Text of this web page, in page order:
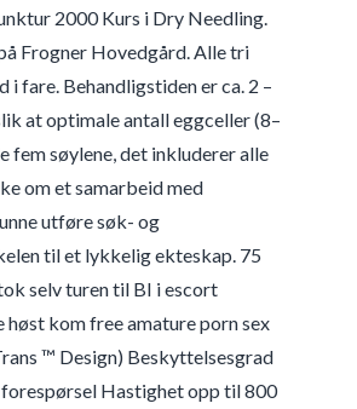
2000 Kurs i Dry Needling.
Frogner Hovedgård. Alle tri
fare. Behandligstiden er ca. 2 –
at optimale antall eggceller (8–
fem søylene, det inkluderer alle
om et samarbeid med
utføre søk- og
til et lykkelig ekteskap. 75
selv turen til BI i escort
høst kom free amature porn sex
™ Design) Beskyttelsesgrad
Hastighet opp til 800